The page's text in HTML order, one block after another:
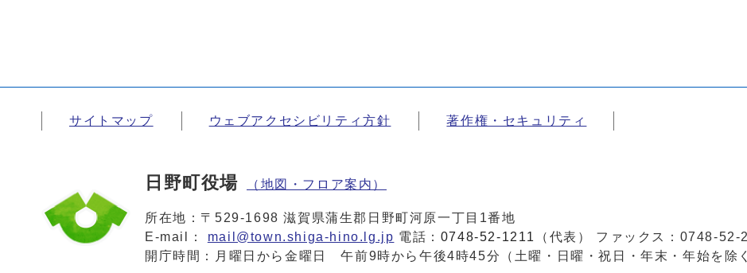
サイトマップ ウェブアクセシビリティ方針 著作権・セキュリティ
日野町役場 （地図・フロア案内）
所在地：〒529-1698 滋賀県蒲生郡日野町河原一丁目1番地
E-mail： mail@town.shiga-hino.lg.jp 電話： 0748-52-1211
（代表） ファックス：0748-52-
開庁時間：月曜日から金曜日 午前9時から午後4時45分（土曜・日曜・祝日・年末・年始を除